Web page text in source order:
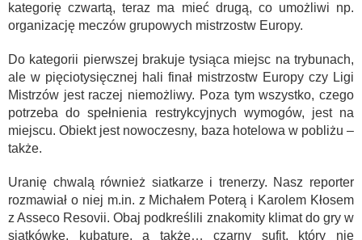
kategorię czwartą, teraz ma mieć drugą, co umożliwi np.
organizację meczów grupowych mistrzostw Europy.
Do kategorii pierwszej brakuje tysiąca miejsc na trybunach,
ale w pięciotysięcznej hali finał mistrzostw Europy czy Ligi
Mistrzów jest raczej niemożliwy. Poza tym wszystko, czego
potrzeba do spełnienia restrykcyjnych wymogów, jest na
miejscu. Obiekt jest nowoczesny, baza hotelowa w pobliżu –
także.
Uranię chwalą również siatkarze i trenerzy. Nasz reporter
rozmawiał o niej m.in. z Michałem Poterą i Karolem Kłosem
z Asseco Resovii. Obaj podkreślili znakomity klimat do gry w
siatkówkę, kubaturę, a także… czarny sufit, który nie